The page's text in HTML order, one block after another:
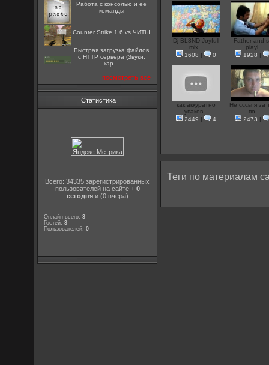
Работа с консолью и ее
команды
Counter Strike 1.6 vs ЧИТЫ
Быстрая загрузка файлов
с HTTP сервера (Звуки,
кар...
посмотреть все
Статистика
Всего: 34335 зарегистрированных
пользователей на сайте + 0
сегодняи (0 вчера)
Онлайн всего:3
Гостей:3
Пользователей:0
Dj BL3ND Joyfull
mix...
1608 | 0
Father and
playi...
1928 |
как аккуратно
упаков...
2449 | 4
Не сссы я за
по...
2473 |
Теги по материалам